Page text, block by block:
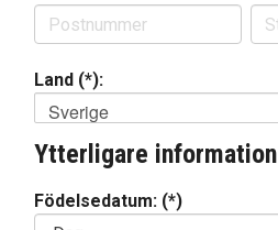
Land (*):
Sverige
Ytterligare information
Födelsedatum: (*)